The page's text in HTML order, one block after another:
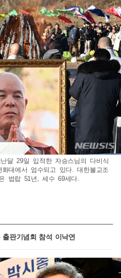
달 29일 입적한 자승스님의 다비식
대에서 엄수되고 있다. 대한불교조
법랍 51년, 세수 69세다.
판기념회 참석 이낙연